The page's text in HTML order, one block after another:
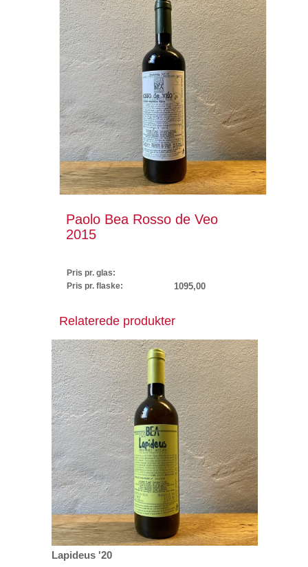
Paolo Bea Rosso de Veo
2015
Pris pr. glas:
Pris pr. flaske:
1095,00
Relaterede produkter
Lapideus '20